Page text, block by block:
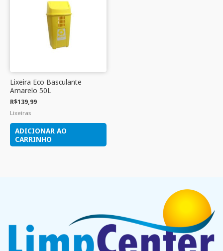
Lixeira Eco Basculante
Amarelo 50L
R$139,99
Lixeiras
ADICIONAR AO
CARRINHO